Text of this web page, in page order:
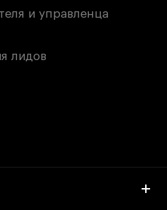
и управленца
лидов